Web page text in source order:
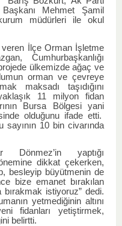
Mehmet Şamil
müdürleri ile okul
İlçe Orman İşletme
Cumhurbaşkanlığı
ülkemizde ağaç ve
orman ve çevreye
maksadı taşıdığını
11 milyon fidan
Bursa Bölgesi yani
olduğunu ifade etti.
sayının 10 bin civarında
Dönmez’in yaptığı
dikkat çekerken,
besleyip büyütmenin de
bize emanet bırakılan
istiyoruz” dedi.
yetmediğinin altını
fidanları yetiştirmek,
belirtti.